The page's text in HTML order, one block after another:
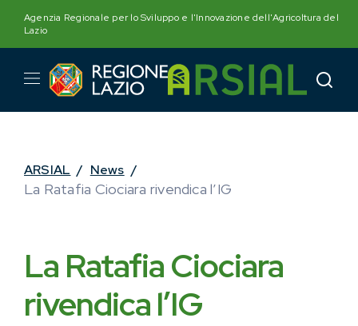
content
Agenzia Regionale per lo Sviluppo e l'Innovazione dell'Agricoltura del
Lazio
ARSIAL / News /
La Ratafia Ciociara rivendica l’IG
La Ratafia Ciociara
rivendica l’IG